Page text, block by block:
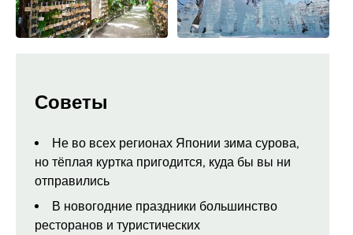
Советы
Не во всех регионах Японии зима сурова,
но тёплая куртка пригодится, куда бы вы ни
отправились
В новогодние праздники большинство
ресторанов и туристических